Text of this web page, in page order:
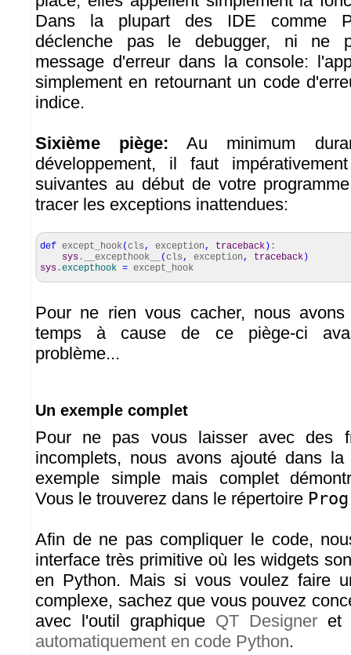
Dans la plupart des IDE comme
déclenche pas le debugger, ni ne
message d'erreur dans la console:
simplement en retournant un code
indice.
Sixième piège: Au minimum
développement, il faut
suivantes au début de votre
tracer les exceptions inattendues:
def except_hook(cls, exception, traceback ) :
sys .__excepthook__ (cls, exception, traceback )
sys .excepthook = except_hook
Pour ne rien vous cacher, nous
temps à cause de ce piège-ci
problème...
Un exemple complet
Pour ne pas vous laisser avec des
incomplets, nous avons ajouté dans
exemple simple mais complet
Vous le trouverez dans le répertoire
Afin de ne pas compliquer le code,
interface très primitive où les widgets
en Python. Mais si vous voulez faire
complexe, sachez que vous pouvez
avec l'outil graphique QT Designer et
automatiquement en code Python.